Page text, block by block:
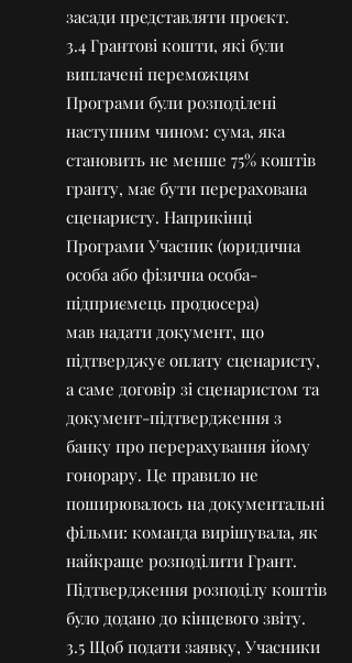
засади представляти проєкт.
3.4 Грантові кошти, які були
виплачені переможцям
Програми були розподілені
наступним чином: сума, яка
становить не менше 75% коштів
гранту, має бути перерахована
сценаристу. Наприкінці
Програми Учасник (юридична
особа або фізична особа-
підприємець продюсера)
мав надати документ, що
підтверджує оплату сценаристу,
а саме договір зі сценаристом та
документ-підтвердження з
банку про перерахування йому
гонорару. Це правило не
поширювалось на документальні
фільми: команда вирішувала, як
найкраще розподілити Грант.
Підтвердження розподілу коштів
було додано до кінцевого звіту.
3.5 Щоб подати заявку, Учасники